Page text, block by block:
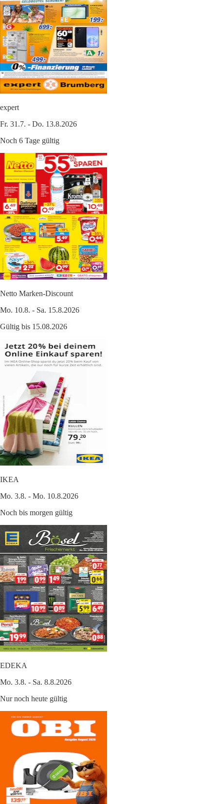
expert
Fr. 31.7. - Do. 13.8.2026
Noch 6 Tage gültig
Netto Marken-Discount
Mo. 10.8. - Sa. 15.8.2026
Gültig bis 15.08.2026
IKEA
Mo. 3.8. - Mo. 10.8.2026
Noch bis morgen gültig
EDEKA
Mo. 3.8. - Sa. 8.8.2026
Nur noch heute gültig